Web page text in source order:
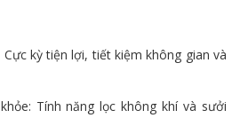
kỳ tiện lợi, tiết kiệm không gian và
Tính năng lọc không khí và sưởi